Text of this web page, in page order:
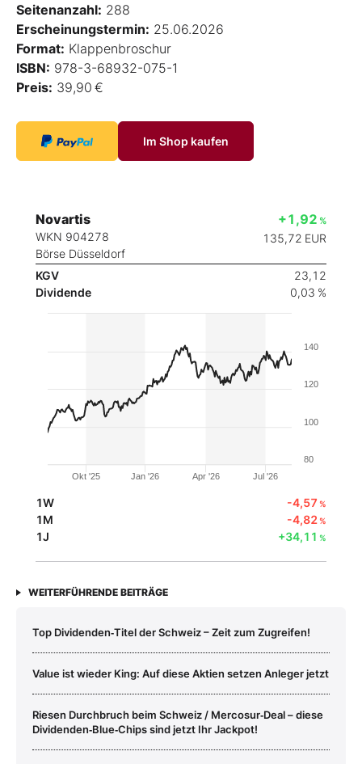
Seitenanzahl: 288
Erscheinungstermin: 25.06.2026
Format: Klappenbroschur
ISBN: 978-3-68932-075-1
Preis: 39,90 €
Im Shop kaufen
Novartis
WKN 904278
Börse Düsseldorf
+1,92 %
135,72 EUR
KGV
23,12
Dividende
0,03 %
Okt '25 Jan '26 Apr '26 Jul '26
80
100
120
140
1W -4,57 %
1M -4,82%
1J +34,11 %
WEITERFÜHRENDE BEITRÄGE
Top Dividenden‑Titel der Schweiz – Zeit zum Zugreifen!
Value ist wieder King: Auf diese Aktien setzen Anleger jetzt
Riesen Durchbruch beim Schweiz / Mercosur‑Deal – diese
Dividenden‑Blue‑Chips sind jetzt Ihr Jackpot!